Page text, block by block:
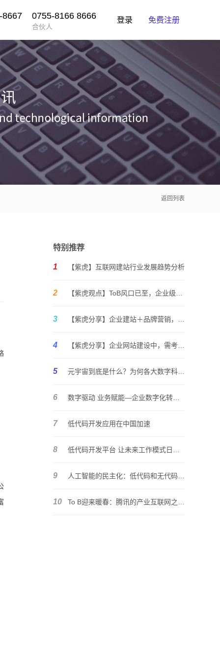
8667 0755-8166 8666
合伙人
登录 免费注册
返回列表
特别推荐
1 【紫虎】互联网建站行业发展趋势分析
2
3
4
5
6
7 低代码开发应用在中国加速
8
9
10